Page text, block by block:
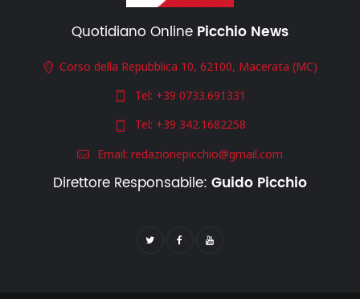
Quotidiano Online Picchio News
Corso della Repubblica 10, 62100, Macerata (MC)
Tel: +39 0733.691331
Tel: +39 342.1682258
Email: redazionepicchio@gmail.com
Direttore Responsabile: Guido Picchio